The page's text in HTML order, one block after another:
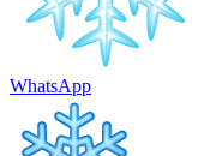
WhatsApp